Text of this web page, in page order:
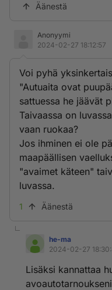
Äänestä
Anonyymi
2024-02-27 18:12:57
Voi pyhä
"Autuaita ovat
sattuessa he jäävät
Taivaassa on
vaan ruokaa?
Jos ihminen ei ole
maapäällisen
"avaimet käteen"
luvassa.
1 Äänestä
he-ma
2024-02-27
Lisäksi kannattaa